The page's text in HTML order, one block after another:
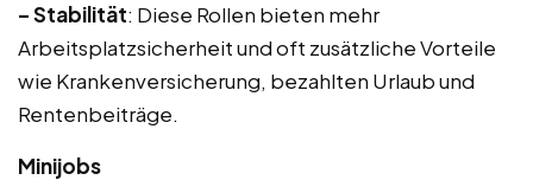
– Stabilität: Diese Rollen bieten mehr
Arbeitsplatzsicherheit und oft zusätzliche Vorteile
wie Krankenversicherung, bezahlten Urlaub und
Rentenbeiträge.
Minijobs